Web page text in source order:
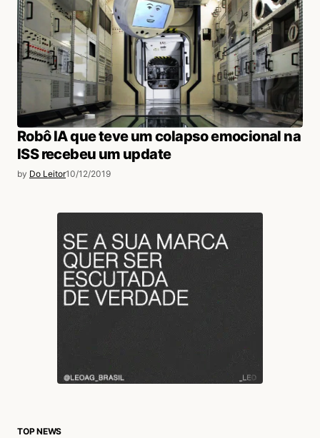
Robô IA que teve um colapso emocional na
ISS recebeu um update
by Do Leitor10/12/2019
TOP NEWS